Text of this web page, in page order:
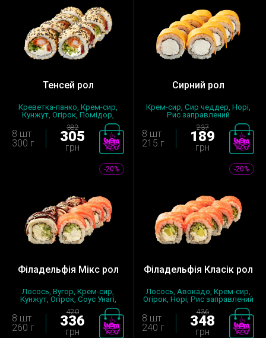
Тенсей рол
Креветка-панко, Крем-сир,
Кунжут, Огірок, Помідор,
Норі,...
8 шт
300 г
382
305
грн
Сирний рол
Крем-сир, Сир чеддер, Норі,
Рис заправлений
8 шт
215 г
237
189
грн
-20%
Філадельфія Мікс рол
Лосось, Вугор, Крем-сир,
Кунжут, Огірок, Соус Унагі,
Нор...
8 шт
260 г
420
336
грн
-20%
Філадельфія Класік рол
Лосось, Авокадо, Крем-сир,
Огірок, Норі, Рис заправлений
8 шт
240 г
436
348
грн